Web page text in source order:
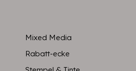
Mixed Media
Rabatt-ecke